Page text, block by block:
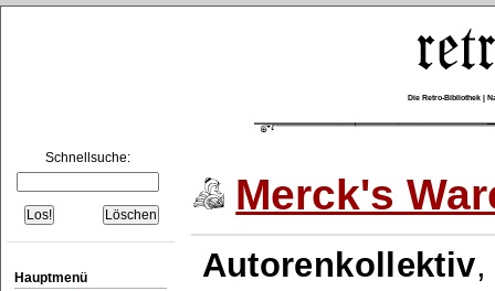
Die Retro-Bibliothek |
Schnellsuche:
Hauptmenü
Merck's
Autorenkollektiv